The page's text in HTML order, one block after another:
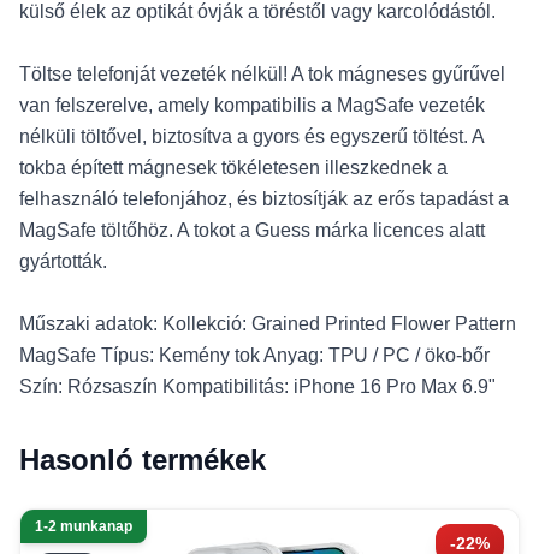
külső élek az optikát óvják a töréstől vagy karcolódástól.
Töltse telefonját vezeték nélkül! A tok mágneses gyűrűvel
van felszerelve, amely kompatibilis a MagSafe vezeték
nélküli töltővel, biztosítva a gyors és egyszerű töltést. A
tokba épített mágnesek tökéletesen illeszkednek a
felhasználó telefonjához, és biztosítják az erős tapadást a
MagSafe töltőhöz. A tokot a Guess márka licences alatt
gyártották.
Műszaki adatok: Kollekció: Grained Printed Flower Pattern
MagSafe Típus: Kemény tok Anyag: TPU / PC / öko-bőr
Szín: Rózsaszín Kompatibilitás: iPhone 16 Pro Max 6.9"
Hasonló termékek
-22%
1-2 munkanap